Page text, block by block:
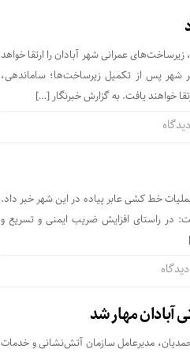
زیرساخت‌های عمرانی شهر آبادان را ارتقا خواهد
شهر پس از تکمیل زیرساخت‌ها؛ ساماندهی،
خواهند یافت. به گزارش خبرنگار […]
عملیات خط کشی عابر پیاده در این شهر خبر داد.
در راستای افزایش ضریب ایمنی و تسریع و
مهار شد
مدیرعامل سازمان آتش‌نشانی و خدمات